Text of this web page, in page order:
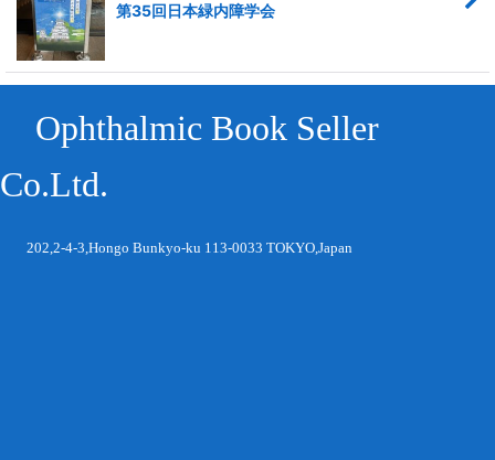
第35回日本緑内障学会
Ophthalmic Book Seller
Co.Ltd.
202,2-4-3,Hongo Bunkyo-ku 113-0033 TOKYO,Japan